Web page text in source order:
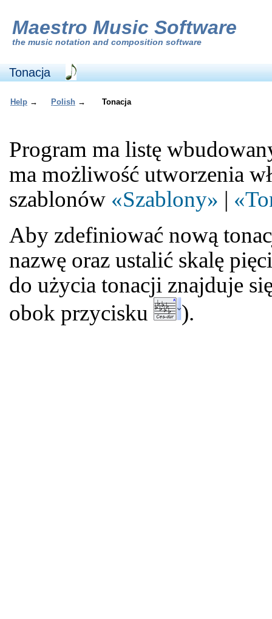
Maestro Music Software
the music notation and composition software
Tonacja
Help → Polish → Tonacja
Program ma listę
ma możliwość utworzenia
szablonów «Szablony» |
Aby zdefiniować nową
nazwę oraz ustalić skalę
do użycia tonacji znajduje
obok przycisku
).